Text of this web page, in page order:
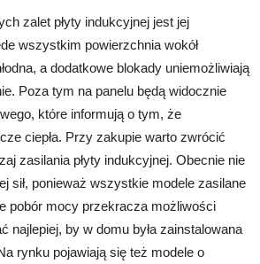
zalet płyty indukcyjnej jest jej
wszystkim powierzchnia wokół
a dodatkowe blokady uniemożliwiają
Poza tym na panelu będą widocznie
które informują o tym, że
ciepła. Przy zakupie warto zwrócić
zasilania płyty indukcyjnej. Obecnie nie
sił, ponieważ wszystkie modele zasilane
pobór mocy przekracza możliwości
najlepiej, by w domu była zainstalowana
rynku pojawiają się też modele o